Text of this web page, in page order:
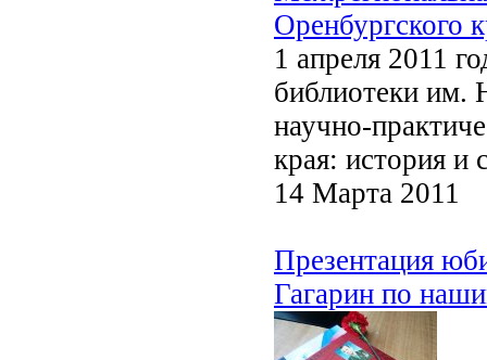
Оренбургского
1 апреля 2011
библиотеки им.
научно-
края: история и
14 Марта 2011
Презентация
Гагарин по